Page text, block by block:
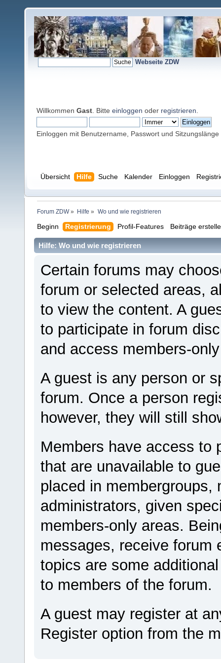
Webseite ZDW
Willkommen Gast . Bitte einloggen oder registrieren
Einloggen mit Benutzername, Passwort und Sitzungslänge
Übersicht Hilfe Suche Kalender Einloggen
Forum ZDW» Hilfe » Wo und wie registrieren
Beginn Registrierung Profil-Features Beiträge
Hilfe: Wo und wie registrieren
Certain forums may
forum or selected areas,
to view the content. A
to participate in forum
and access members-
A guest is any person or
forum. Once a person
however, they will still
Members have access to
that are unavailable to
placed in membergroups,
administrators, given
members-only areas.
messages, receive forum
topics are some
to members of the forum.
A guest may register at
Register option from the